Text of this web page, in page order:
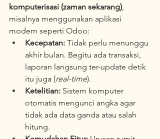
komputerisasi (zaman sekarang),
misalnya menggunakan aplikasi
modern seperti Odoo:
Kecepatan: Tidak perlu menunggu
akhir bulan. Begitu ada transaksi,
laporan langsung ter-update detik
itu juga (real-time).
Ketelitian: Sistem komputer
otomatis mengunci angka agar
tidak ada data ganda atau salah
hitung.